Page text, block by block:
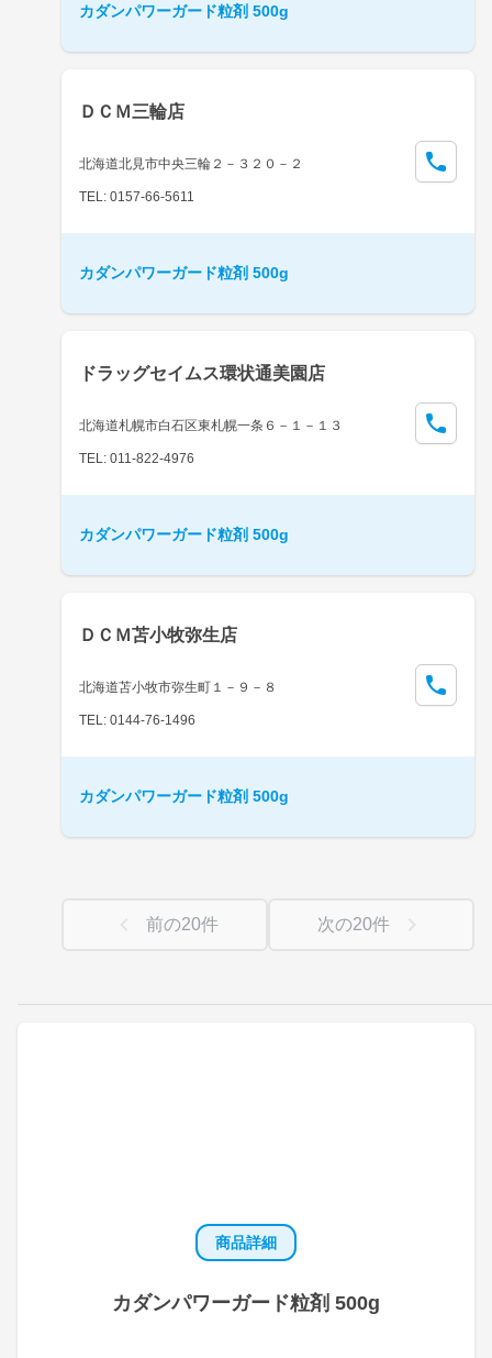
商品詳細
カダンパワーガード粒剤 500g
カダンパワーガード粒剤 500g
ＤＣＭ三輪店
北海道北見市中央三輪２－３２０－２
TEL: 0157-66-5611
カダンパワーガード粒剤 500g
ドラッグセイムス環状通美園店
北海道札幌市白石区東札幌一条６－１－１３
TEL: 011-822-4976
カダンパワーガード粒剤 500g
ＤＣＭ苫小牧弥生店
北海道苫小牧市弥生町１－９－８
TEL: 0144-76-1496
カダンパワーガード粒剤 500g
前の20件 次の20件